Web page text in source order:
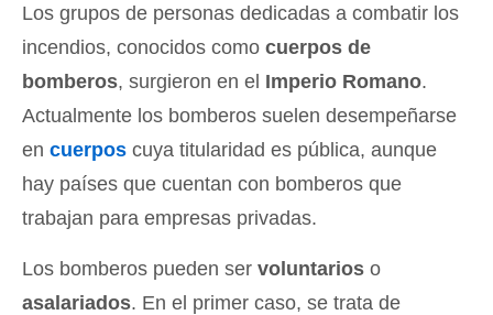
Los grupos de personas dedicadas a combatir los
incendios, conocidos como cuerpos de
bomberos, surgieron en el Imperio Romano.
Actualmente los bomberos suelen desempeñarse
en cuerpos cuya titularidad es pública, aunque
hay países que cuentan con bomberos que
trabajan para empresas privadas.
Los bomberos pueden ser voluntarios o
asalariados. En el primer caso, se trata de